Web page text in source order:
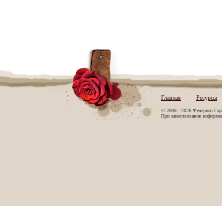
Главная Ресурсы
© 2006—2026 Федерико
При заимствовании